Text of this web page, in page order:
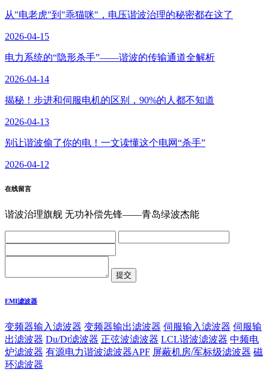
从"电老虎"到"乖猫咪"，电压谐波治理的秘密都在这了
2026-04-15
电力系统的“隐形杀手”——谐波的传输通道全解析
2026-04-14
揭秘！步进和伺服电机的区别，90%的人都不知道
2026-04-13
别让谐波偷了你的电！一文读懂这个电网“杀手”
2026-04-12
在线留言
谐波治理旗舰 无功补偿先锋——青岛绿波杰能
EMI滤波器
变频器输入滤波器 变频器输出滤波器 伺服输入滤波器 伺服输
出滤波器 Du/Dt滤波器 正弦波滤波器 LCL谐波滤波器 中频电
炉滤波器 有源电力谐波滤波器APF 屏蔽机房/军标级滤波器 磁
环滤波器